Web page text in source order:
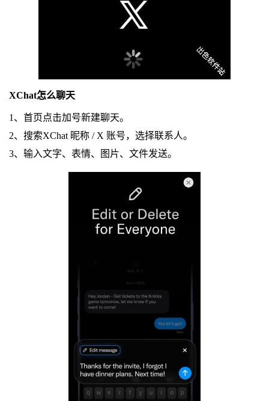
XChat怎么聊天
1、首页点击加号新建聊天。
2、搜索XChat 昵称 / X 账号，选择联系人。
3、输入文字、表情、图片、文件发送。